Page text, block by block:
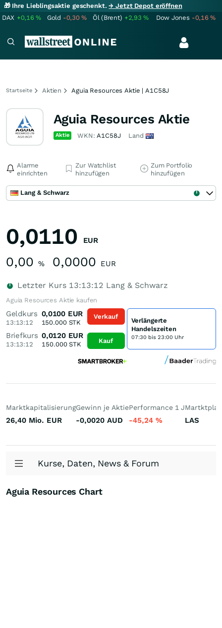
🎁 Ihre Lieblingsaktie geschenkt.→ Jetzt Depot eröffnen
DAX +0,16% Gold -0,30% Öl (Brent) +2,93% Dow Jones -0,16%
Startseite Aktien Aguia Resources Aktie | A1C58J
Aguia Resources Aktie
Aktie WKN:A1C58J Land
Alarme
einrichten
Zur Watchlist
hinzufügen
Zum Portfolio
hinzufügen
Lang & Schwarz
0,0110 EUR
0,00 % 0,0000 EUR
Letzter Kurs 13:13:12 Lang & Schwarz
Aguia Resources Aktie kaufen
Geldkurs
13:13:12
0,0100 EUR
150.000STK
Briefkurs
13:13:12
0,0120 EUR
150.000STK
Verkauf
Kauf
Verlängerte
Handelszeiten
07:30 bis 23:00 Uhr
Marktkapitalisierung
26,40 Mio. EUR
Gewinn je Aktie
-0,0020 AUD
Performance 1 J
-45,24 % LAS
Kurse, Daten, News & Forum
Aguia Resources Chart